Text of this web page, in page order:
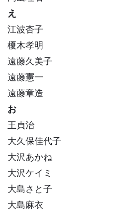
え
江波杏子
榎木孝明
遠藤久美子
遠藤憲一
遠藤章造
お
王貞治
大久保佳代子
大沢あかね
大沢ケイミ
大島さと子
大島麻衣